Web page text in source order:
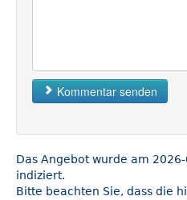
Kommentar senden
Das Angebot wurde am
indiziert.
Bitte beachten Sie, dass die